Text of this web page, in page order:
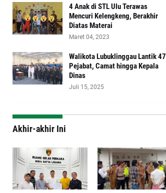
4 Anak di STL Ulu Terawas
Mencuri Kelengkeng, Berakhir
Diatas Materai
Maret 04, 2023
Walikota Lubuklinggau Lantik 47
Pejabat, Camat hingga Kepala
Dinas
Juli 15, 2025
Akhir-akhir Ini